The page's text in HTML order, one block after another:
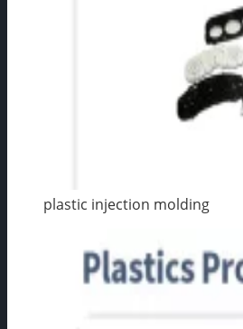
plastic injection molding